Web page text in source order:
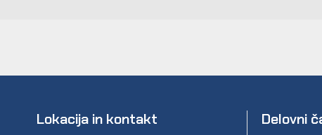
Lokacija in kontakt Delovni